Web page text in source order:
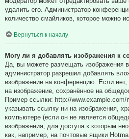
удалить его. Администратор
количество смайликов, которое можно
Вернуться к началу
Могу ли я добавлять изображения к
Да, вы можете размещать изображения
администратор разрешил добавлять
изображение на конференцию. Если
на изображение, сохранённое на
Пример ссылки: http://
указывать ссылку ни на изображения,
компьютере (если он не является
изображения, для доступа к которым
как, например, на почтовые ящики